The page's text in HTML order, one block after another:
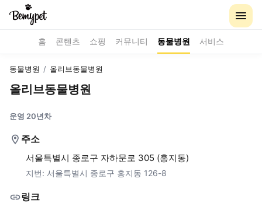
홈 콘텐츠 쇼핑 커뮤니티 동물병원 서비스
동물병원 / 올리브동물병원
올리브동물병원
운영 20년차
주소
서울특별시 종로구 자하문로 305 (홍지동)
지번: 서울특별시 종로구 홍지동 126-8
링크